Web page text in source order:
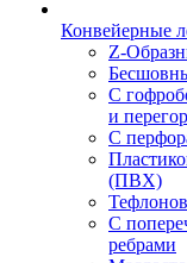
Конвейерные
Z-
С
и
С
(ПВХ)
С
ребрами